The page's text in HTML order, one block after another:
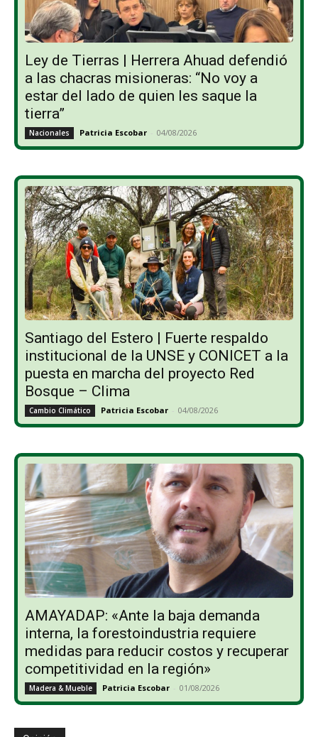
Ley de Tierras | Herrera Ahuad defendió
a las chacras misioneras: “No voy a
estar del lado de quien les saque la
tierra”
Nacionales Patricia Escobar - 04/08/2026
Santiago del Estero | Fuerte respaldo
institucional de la UNSE y CONICET a la
puesta en marcha del proyecto Red
Bosque – Clima
Cambio Climático Patricia Escobar - 04/08/2026
AMAYADAP: «Ante la baja demanda
interna, la forestoindustria requiere
medidas para reducir costos y recuperar
competitividad en la región»
Madera & Mueble Patricia Escobar - 01/08/2026